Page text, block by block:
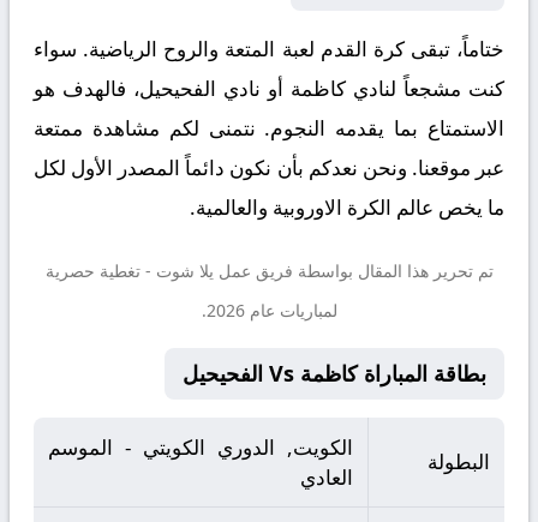
ختاماً، تبقى كرة القدم لعبة المتعة والروح الرياضية. سواء
كنت مشجعاً لنادي كاظمة أو نادي الفحيحيل، فالهدف هو
الاستمتاع بما يقدمه النجوم. نتمنى لكم مشاهدة ممتعة
عبر موقعنا. ونحن نعدكم بأن نكون دائماً المصدر الأول لكل
ما يخص عالم الكرة الاوروبية والعالمية.
تم تحرير هذا المقال بواسطة فريق عمل يلا شوت - تغطية حصرية
لمباريات عام 2026.
بطاقة المباراة كاظمة Vs الفحيحيل
البطولة
الكويت, الدوري الكويتي - الموسم
العادي